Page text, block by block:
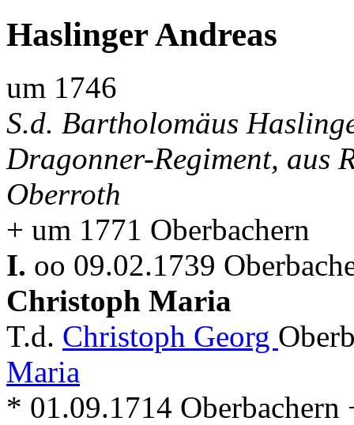
Haslinger Andreas
um 1746
S.d. Bartholomäus
Dragonner-Regiment, aus
Oberroth
+ um 1771 Oberbachern
I. oo 09.02.1739
Christoph Maria
T.d. Christoph Georg
Maria
* 01.09.1714 Oberbachern